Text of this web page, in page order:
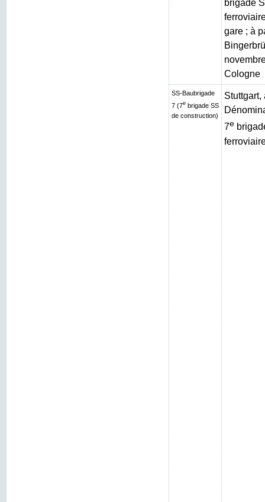
brigade
gare ; à
Cologne
SS-Baubrigade
7 (7e brigade SS
de construction)
Stuttgart,
7e